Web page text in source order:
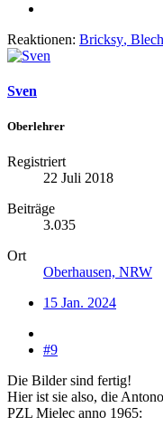
Reaktionen: Bricksy,
Sven
Oberlehrer
Registriert
22 Juli 2018
Beiträge
3.035
Ort
Oberhausen, NRW
15 Jan. 2024
#9
Die Bilder sind fertig!
Hier ist sie also, die
PZL Mielec anno 1965: